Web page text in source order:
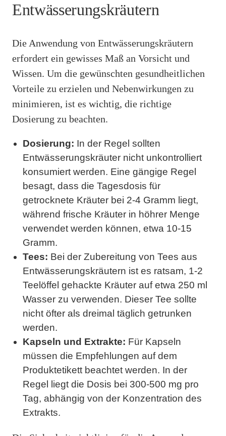
Entwässerungskräutern
Die Anwendung von Entwässerungskräutern
erfordert ein gewisses Maß an Vorsicht und
Wissen. Um die gewünschten gesundheitlichen
Vorteile zu erzielen und Nebenwirkungen zu
minimieren, ist es wichtig, die richtige
Dosierung zu beachten.
Dosierung: In der Regel sollten
Entwässerungskräuter nicht unkontrolliert
konsumiert werden. Eine gängige Regel
besagt, dass die Tagesdosis für
getrocknete Kräuter bei 2-4 Gramm liegt,
während frische Kräuter in höhrer Menge
verwendet werden können, etwa 10-15
Gramm.
Tees: Bei der Zubereitung von Tees aus
Entwässerungskräutern ist es ratsam, 1-2
Teelöffel gehackte Kräuter auf etwa 250 ml
Wasser zu verwenden. Dieser Tee sollte
nicht öfter als dreimal täglich getrunken
werden.
Kapseln und Extrakte: Für Kapseln
müssen die Empfehlungen auf dem
Produktetikett beachtet werden. In der
Regel liegt die Dosis bei 300-500 mg pro
Tag, abhängig von der Konzentration des
Extrakts.